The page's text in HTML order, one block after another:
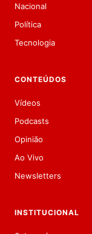
Nacional
Política
Tecnologia
CONTEÚDOS
Vídeos
Podcasts
Opinião
Ao Vivo
Newsletters
INSTITUCIONAL